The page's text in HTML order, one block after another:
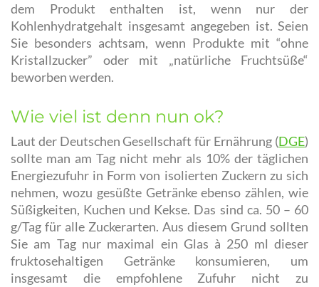
dem Produkt enthalten ist, wenn nur der
Kohlenhydratgehalt insgesamt angegeben ist. Seien
Sie besonders achtsam, wenn Produkte mit “ohne
Kristallzucker” oder mit „natürliche Fruchtsüße“
beworben werden.
Wie viel ist denn nun ok?
Laut der Deutschen Gesellschaft für Ernährung (DGE)
sollte man am Tag nicht mehr als 10% der täglichen
Energiezufuhr in Form von isolierten Zuckern zu sich
nehmen, wozu gesüßte Getränke ebenso zählen, wie
Süßigkeiten, Kuchen und Kekse. Das sind ca. 50 – 60
g/Tag für alle Zuckerarten. Aus diesem Grund sollten
Sie am Tag nur maximal ein Glas à 250 ml dieser
fruktosehaltigen Getränke konsumieren, um
insgesamt die empfohlene Zufuhr nicht zu